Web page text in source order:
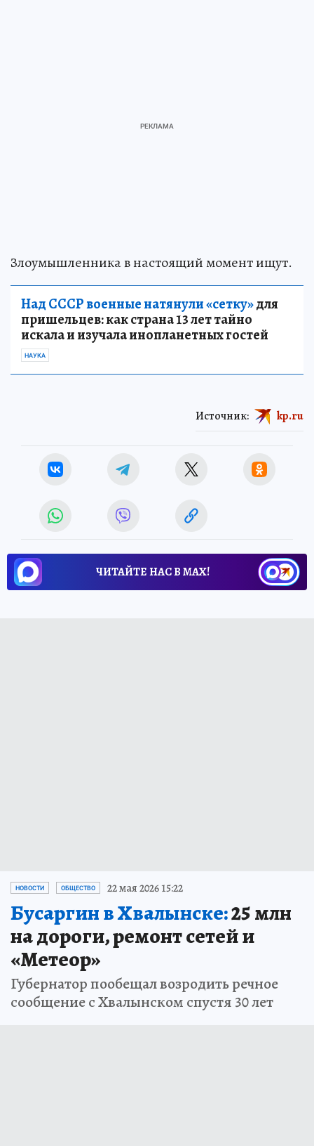
Злоумышленника в настоящий момент ищут.
Над СССР военные натянули «сетку»для
пришельцев: как страна 13 лет тайно
искала и изучала инопланетных гостей
НАУКА
Источник: kp.ru
ЧИТАЙТЕ НАС В МАХ!
НОВОСТИ ОБЩЕСТВО 22 мая 2026 15:22
Бусаргин в Хвалынске:25 млн
на дороги, ремонт сетей и
«Метеор»
Губернатор пообещал возродить речное
сообщение с Хвалынском спустя 30 лет